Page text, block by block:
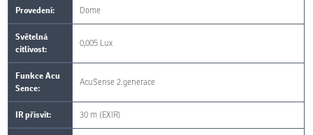
Provedení: Dome
Světelná
citlivost:
0,005 Lux
Funkce Acu
Sence:
AcuSense 2.generace
IR přísvit: 30 m (EXIR)